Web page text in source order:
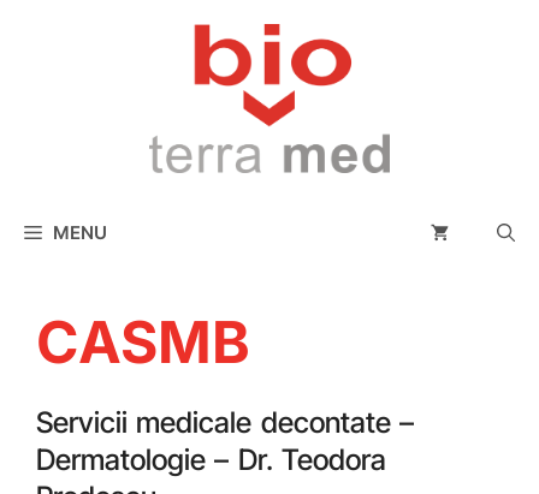
MENU
CASMB
Servicii medicale decontate –
Dermatologie – Dr. Teodora